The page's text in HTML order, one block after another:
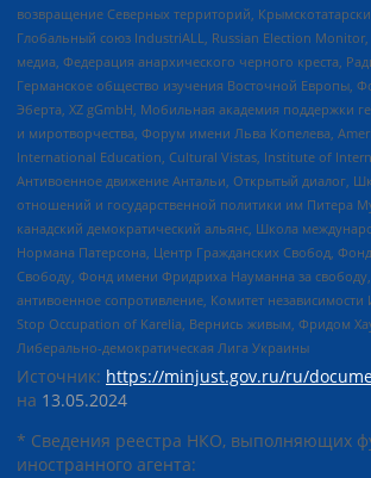
возвращение Северных территорий,
Глобальный союз IndustriALL, Russian Election
медиа, Федерация анархического черного креста,
Германское общество изучения Восточной Европы,
Эберта, XZ gGmbH, Мобильная академия поддержки
и миротворчества, Форум имени Льва Копелева,
International Education, Cultural Vistas, Institute of
Антивоенное движение Антальи, Открытый диалог,
отношений и государственной политики им Питера
канадский демократический альянс, Школа
Нормана Патерсона, Центр Гражданских Свобод,
Свободу, Фонд имени Фридриха Науманна за
антивоенное сопротивление, Комитет
Stop Occupation of Karelia, Вернись живым, Фридом
Либерально-демократическая Лига Украины
Источник: https://minjust.gov.ru/ru/
на 13.05.2024
* Сведения реестра НКО, выполняющих
иностранного агента: